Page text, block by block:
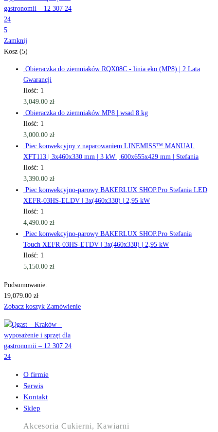
5
Zamknij
Kosz (5)
Obieraczka do ziemniaków RQX08C - linia eko (MP8) | 2 Lata
Gwarancji
Ilość: 1
3,049.00 zł
Obieraczka do ziemniaków MP8 | wsad 8 kg
Ilość: 1
3,000.00 zł
Piec konwekcyjny z naparowaniem LINEMISS™ MANUAL
XFT113 | 3x460x330 mm | 3 kW | 600x655x429 mm | Stefania
Ilość: 1
3,390.00 zł
Piec konwekcyjno-parowy BAKERLUX SHOP.Pro Stefania LED
XEFR-03HS-ELDV | 3x(460x330) | 2,95 kW
Ilość: 1
4,490.00 zł
Piec konwekcyjno-parowy BAKERLUX SHOP.Pro Stefania
Touch XEFR-03HS-ETDV | 3x(460x330) | 2,95 kW
Ilość: 1
5,150.00 zł
Podsumowanie:
19,079.00 zł
Zobacz koszyk Zamówienie
O firmie
Serwis
Kontakt
Sklep
Akcesoria Cukierni, Kawiarni